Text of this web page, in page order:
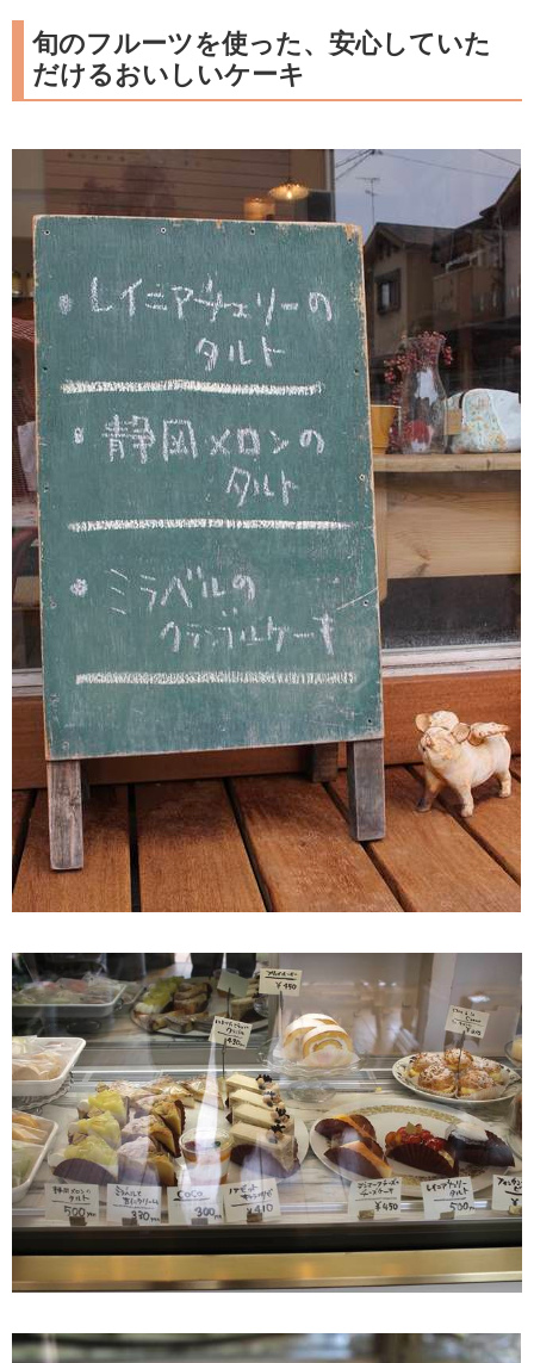
旬のフルーツを使った、安心していた
だけるおいしいケーキ